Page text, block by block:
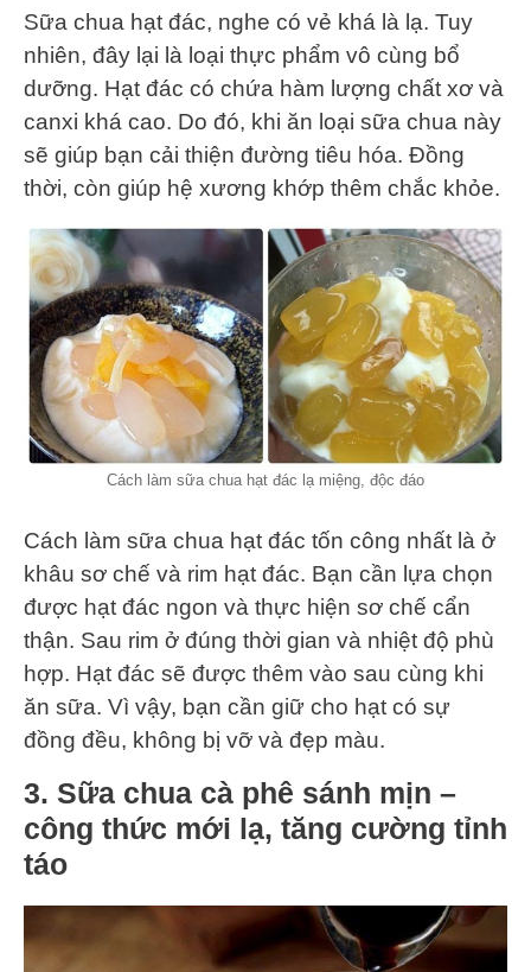
Sữa chua hạt đác, nghe có vẻ khá là lạ. Tuy
nhiên, đây lại là loại thực phẩm vô cùng bổ
dưỡng. Hạt đác có chứa hàm lượng chất xơ và
canxi khá cao. Do đó, khi ăn loại sữa chua này
sẽ giúp bạn cải thiện đường tiêu hóa. Đồng
thời, còn giúp hệ xương khớp thêm chắc khỏe.
Cách làm sữa chua hạt đác lạ miệng, độc đáo
Cách làm sữa chua hạt đác tốn công nhất là ở
khâu sơ chế và rim hạt đác. Bạn cần lựa chọn
được hạt đác ngon và thực hiện sơ chế cẩn
thận. Sau rim ở đúng thời gian và nhiệt độ phù
hợp. Hạt đác sẽ được thêm vào sau cùng khi
ăn sữa. Vì vậy, bạn cần giữ cho hạt có sự
đồng đều, không bị vỡ và đẹp màu.
3. Sữa chua cà phê sánh mịn –
công thức mới lạ, tăng cường tỉnh
táo